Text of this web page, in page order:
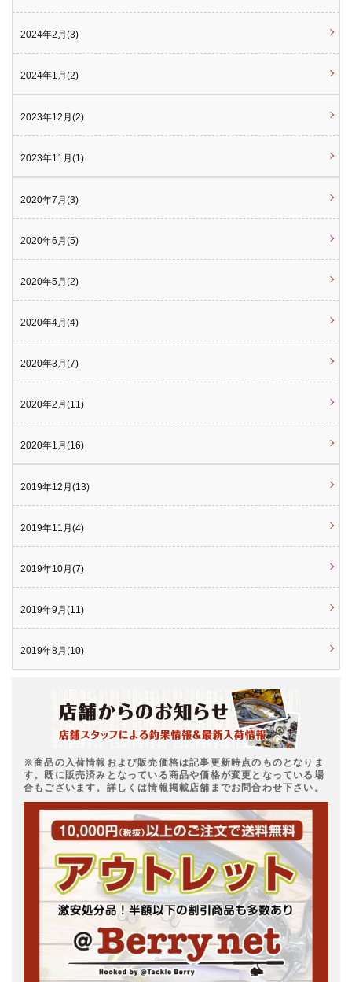
2024年2月(3)
2024年1月(2)
2023年12月(2)
2023年11月(1)
2020年7月(3)
2020年6月(5)
2020年5月(2)
2020年4月(4)
2020年3月(7)
2020年2月(11)
2020年1月(16)
2019年12月(13)
2019年11月(4)
2019年10月(7)
2019年9月(11)
2019年8月(10)
※商品の入荷情報および販売価格は記事更新時点のものとなりま
す。既に販売済みとなっている商品や価格が変更となっている場
合もございます。詳しくは情報掲載店舗までお問合わせ下さい。